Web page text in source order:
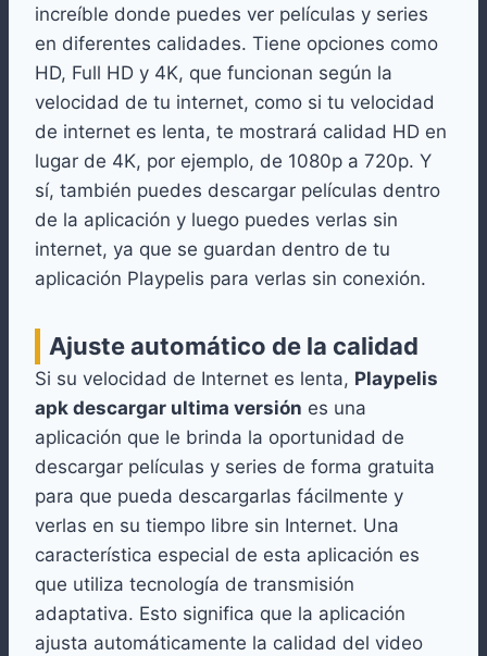
increíble donde puedes ver películas y series
en diferentes calidades. Tiene opciones como
HD, Full HD y 4K, que funcionan según la
velocidad de tu internet, como si tu velocidad
de internet es lenta, te mostrará calidad HD en
lugar de 4K, por ejemplo, de 1080p a 720p. Y
sí, también puedes descargar películas dentro
de la aplicación y luego puedes verlas sin
internet, ya que se guardan dentro de tu
aplicación Playpelis para verlas sin conexión.
Ajuste automático de la calidad
Si su velocidad de Internet es lenta, Playpelis
apk descargar ultima versión es una
aplicación que le brinda la oportunidad de
descargar películas y series de forma gratuita
para que pueda descargarlas fácilmente y
verlas en su tiempo libre sin Internet. Una
característica especial de esta aplicación es
que utiliza tecnología de transmisión
adaptativa. Esto significa que la aplicación
ajusta automáticamente la calidad del video